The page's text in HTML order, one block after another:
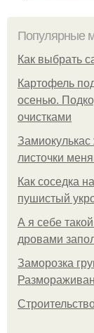
Популярные
Как выбрать
Картофель
осенью.
очистками
листочки
Как соседка
пушистый
А я себе
дровами
Заморозка